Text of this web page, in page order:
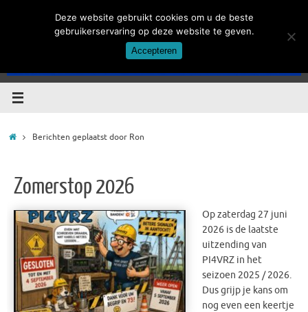
HomeBerichten geplaatst door Ron
Zomerstop 2026
Op zaterdag 27 juni
2026 is de laatste
uitzending van
PI4VRZ in het
seizoen 2025 / 2026.
Dus grijp je kans om
nog even een keertje
Deze website gebruikt cookies om u de beste
gebruikerservaring op deze website te geven.
Accepteren